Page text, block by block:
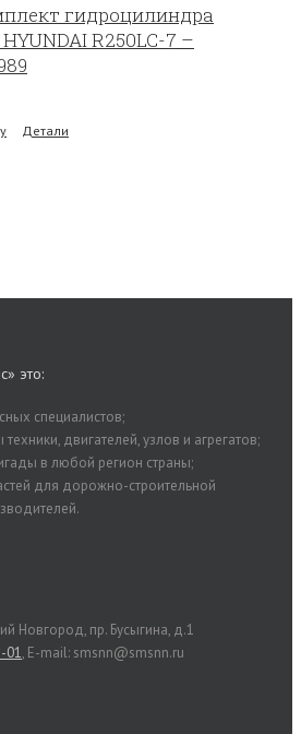
гидроцилиндра
R250LC-7 –
Детали
это:
специалистов;
двигателей, узлов и агрегатов;
в любой регион страны;
для дорожно-строительной
Новгород, пр. Бусыгина, д.1
01, E-mail: smsnn@smsnn.ru